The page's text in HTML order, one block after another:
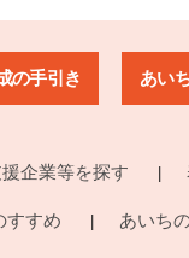
の手引き あい
企業等を探す
すすめ あいち